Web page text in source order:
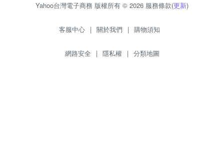
Yahoo台灣電子商務 版權所有 © 2026 服務條款(更新)
客服中心 | 關於我們 | 購物須知
網路安全 | 隱私權 | 分類地圖